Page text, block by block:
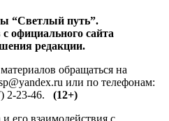
“Светлый путь”.
официального сайта
редакции.
обращаться на
или по телефонам:
2-23-46. (12+)